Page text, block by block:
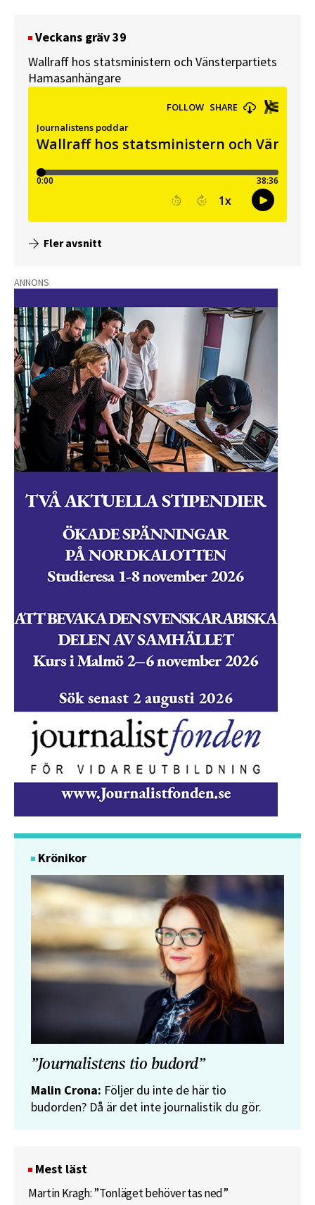
Veckans gräv 39
Wallraff hos statsministern och Vänsterpartiets
Hamasanhängare
Fler avsnitt
ANNONS
Krönikor
”Journalistens tio budord”
Malin Crona: Följer du inte de här tio
budorden? Då är det inte journalistik du gör.
Mest läst
Martin Kragh: ”Tonläget behöver tas ned”